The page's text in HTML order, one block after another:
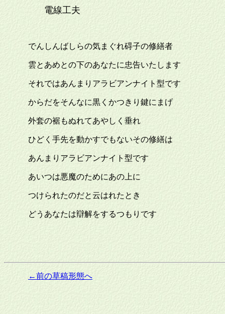
電線工夫
でんしんばしらの気まぐれ碍子の修繕者
雲とあめとの下のあなたに忠告いたします
それではあんまりアラビアンナイト型です
からだをそんなに黒くかつきり鍵にまげ
外套の裾もぬれてあやしく垂れ
ひどく手先を動かすでもないその修繕は
あんまりアラビアンナイト型です
あいつは悪魔のためにあの上に
つけられたのだと云はれたとき
どうあなたは辯解をするつもりです
←前の草稿形態へ